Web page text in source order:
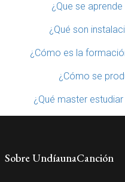
¿Que se
¿Qué son
¿Cómo es la
¿Cómo se
¿Qué master
Sobre UndíaunaCanción